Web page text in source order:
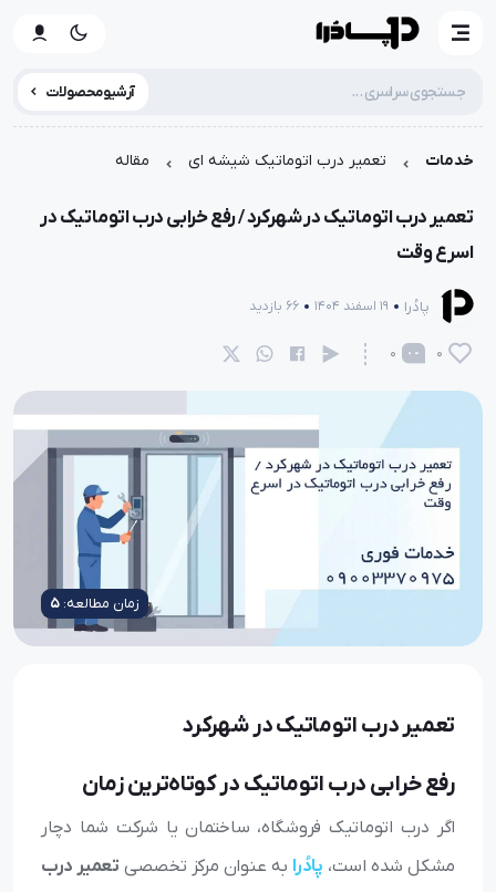
آرشیو محصولات
خدمات تعمیر درب اتوماتیک شیشه ای مقاله
تعمیر درب اتوماتیک در شهرکرد / رفع خرابی درب اتوماتیک در
اسرع وقت
پادُرا 19 اسفند 1404 66 بازدید
0
0
زمان مطالعه: 5
تعمیر درب اتوماتیک در شهرکرد
رفع خرابی درب اتوماتیک در کوتاه‌ترین زمان
اگر درب اتوماتیک فروشگاه، ساختمان یا شرکت شما دچار
مشکل شده است، پادُرا به عنوان مرکز تخصصی تعمیر درب